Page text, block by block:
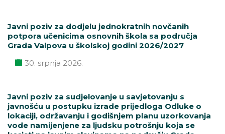
Javni poziv za dodjelu jednokratnih novčanih
potpora učenicima osnovnih škola sa područja
Grada Valpova u školskoj godini 2026/2027
30. srpnja 2026.
Javni poziv za sudjelovanje u savjetovanju s
javnošću u postupku izrade prijedloga Odluke o
lokaciji, održavanju i godišnjem planu uzorkovanja
vode namijenjene za ljudsku potrošnju koja se